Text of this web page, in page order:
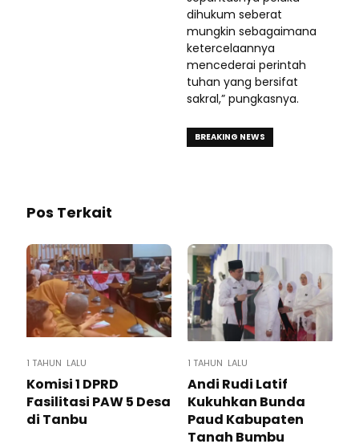
dihukum seberat
mungkin sebagaimana
ketercelaannya
mencederai perintah
tuhan yang bersifat
sakral,” pungkasnya.
BREAKING NEWS
Pos Terkait
1 TAHUN LALU
Komisi 1 DPRD
Fasilitasi PAW 5 Desa
di Tanbu
1 TAHUN LALU
Andi Rudi Latif
Kukuhkan Bunda
Paud Kabupaten
Tanah Bumbu